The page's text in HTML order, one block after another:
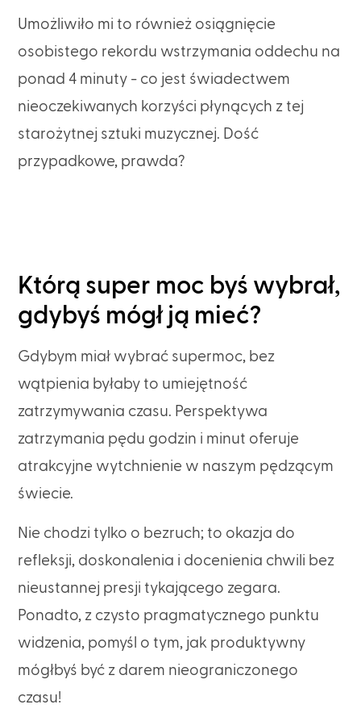
Umożliwiło mi to również osiągnięcie
osobistego rekordu wstrzymania oddechu na
ponad 4 minuty - co jest świadectwem
nieoczekiwanych korzyści płynących z tej
starożytnej sztuki muzycznej. Dość
przypadkowe, prawda?
Którą super moc byś wybrał,
gdybyś mógł ją mieć?
Gdybym miał wybrać supermoc, bez
wątpienia byłaby to umiejętność
zatrzymywania czasu. Perspektywa
zatrzymania pędu godzin i minut oferuje
atrakcyjne wytchnienie w naszym pędzącym
świecie.
Nie chodzi tylko o bezruch; to okazja do
refleksji, doskonalenia i docenienia chwili bez
nieustannej presji tykającego zegara.
Ponadto, z czysto pragmatycznego punktu
widzenia, pomyśl o tym, jak produktywny
mógłbyś być z darem nieograniczonego
czasu!